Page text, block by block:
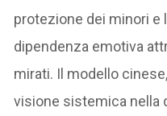
protezione dei minori e
dipendenza emotiva
mirati. Il modello
visione sistemica nella